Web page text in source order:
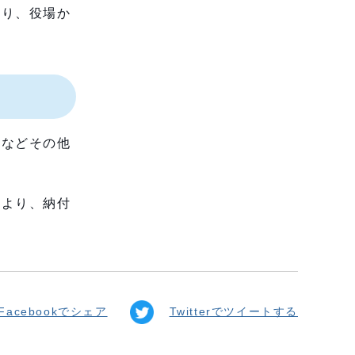
、役場か
どその他
り、納付
Facebookでシェア Twitterでツイートする